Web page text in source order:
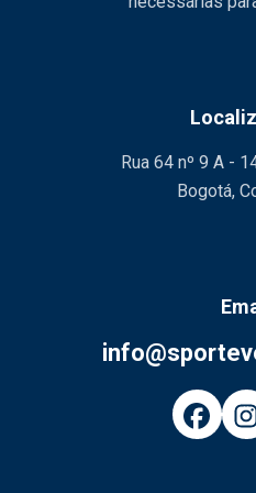
Rua 64 nº 9 A -
Bogotá,